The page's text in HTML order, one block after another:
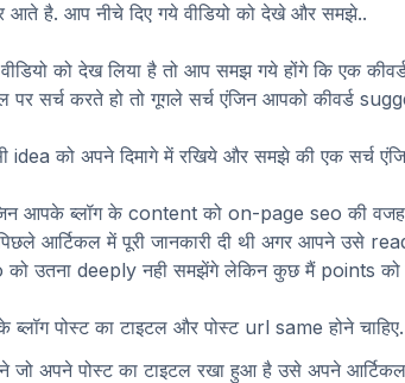
आते है. आप नीचे दिए गये वीडियो को देखे और समझे..
को देख लिया है तो आप समझ गये होंगे कि एक
सर्च करते हो तो गूगले सर्च एंजिन आपको कीवर्ड
idea को अपने दिमागे में रखिये और समझे की एक सर्च
आपके ब्लॉग के content को on-page seo की
आर्टिकल में पूरी जानकारी दी थी अगर आपने उसे
उतना deeply नही समझेंगे लेकिन कुछ मैं points को
ब्लॉग पोस्ट का टाइटल और पोस्ट url same होने चाहिए.
जो अपने पोस्ट का टाइटल रखा हुआ है उसे अपने